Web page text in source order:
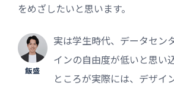
をめざしたいと思います。
飯盛
実は学生時代、データセン
インの自由度が低いと思い
ところが実際には、デザイ